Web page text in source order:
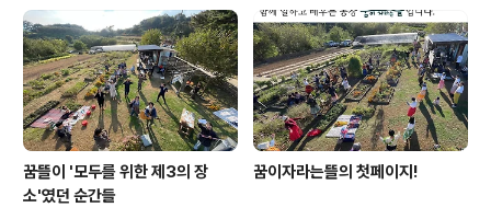
는 뿌리를 견실하게 내려서 조금씩 잎을 늘려가고 있습니
다. 블루베리도 무더운 여름을 잘 견뎌내면서 조금씩 잎과
새 가지를 키워가고 있지요. 손님들도 여럿 다녀가셨습니
다. 온누리교회 지적장애청년들의 예배공동체..
꿈뜰이 '모두를 위한 제3의 장
소'였던 순간들
꿈이자라는뜰의 첫페이지!